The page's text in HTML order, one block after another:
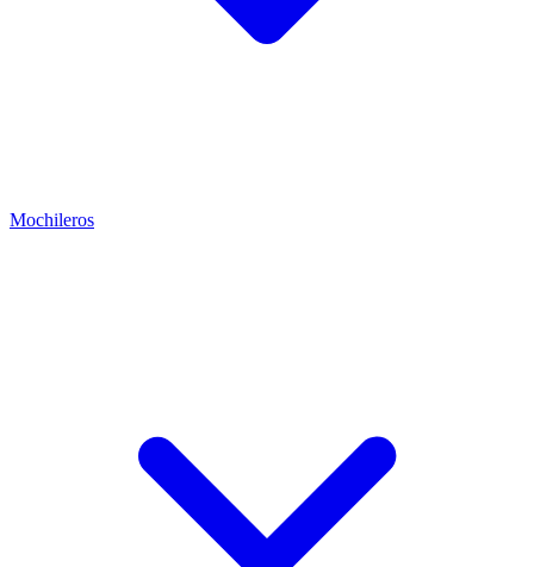
Mochileros